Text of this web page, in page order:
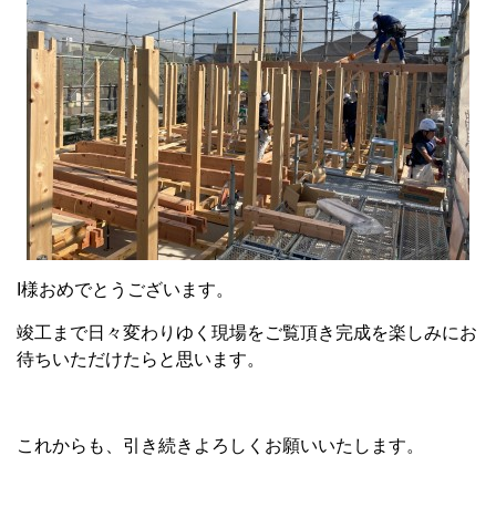
I様おめでとうございます。
竣工まで日々変わりゆく現場をご覧頂き完成を楽しみにお
待ちいただけたらと思います。
これからも、引き続きよろしくお願いいたします。